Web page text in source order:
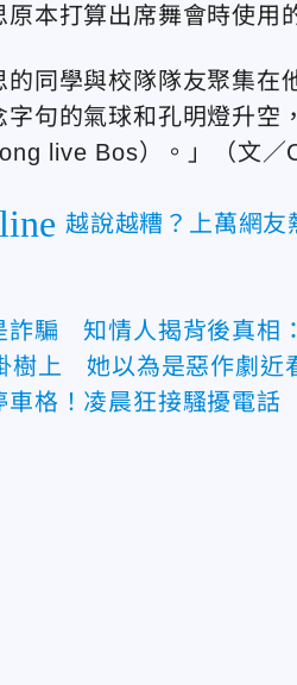
本打算出席舞會時使用
的同學與校隊隊友聚集
句的氣球和孔明燈升
live Bos）。」（文／
越說越糟？上萬網友
詐騙 知情人揭背後真相
樹上 她以為是惡作劇近
車格！凌晨狂接騷擾電話